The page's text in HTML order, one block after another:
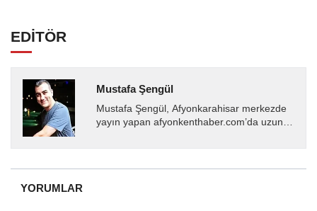
EDİTÖR
Mustafa Şengül
Mustafa Şengül, Afyonkarahisar merkezde
yayın yapan afyonkenthaber.com’da uzun
almakta, haber akışı...
YORUMLAR